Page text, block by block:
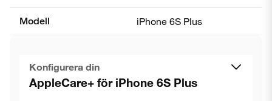
Modell iPhone 6S Plus
Konfigurera din
AppleCare+ för iPhone 6S Plus